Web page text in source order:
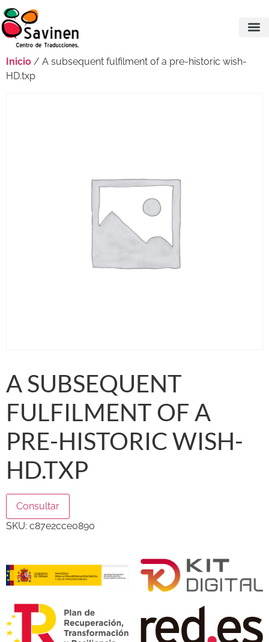
Inicio / A subsequent fulfilment of a pre-historic wish-
HD.txp
A SUBSEQUENT
FULFILMENT OF A
PRE-HISTORIC WISH-
HD.TXP
Consultar
SKU: c87e2cce0890